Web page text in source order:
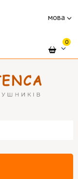
мова
0